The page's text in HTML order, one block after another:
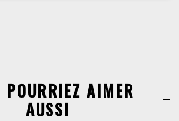
POURRIEZ AIMER
AUSSI